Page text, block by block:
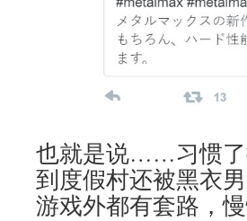
也就是说……习惯了
到度假村还被黑衣
游戏外都有套路，慢